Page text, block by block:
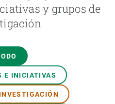
y grupos de
E INICIATIVAS